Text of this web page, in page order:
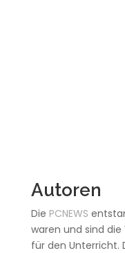
Autoren
Die PCNEWS
waren und sind
für den Unterricht.